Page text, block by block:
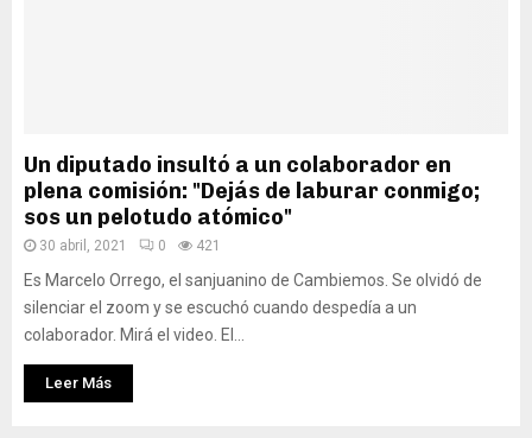
Un diputado insultó a un colaborador en
plena comisión: "Dejás de laburar conmigo;
sos un pelotudo atómico"
30 abril, 2021 0 421
Es Marcelo Orrego, el sanjuanino de Cambiemos. Se olvidó de
silenciar el zoom y se escuchó cuando despedía a un
colaborador. Mirá el video. El...
Leer Más